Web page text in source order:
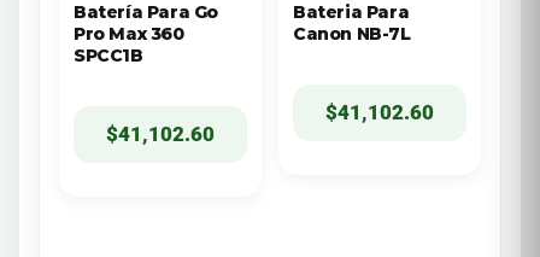
Batería Para Go
Pro Max 360
SPCC1B
$41,102.60
Bateria Para
Canon NB-7L
$41,102.60